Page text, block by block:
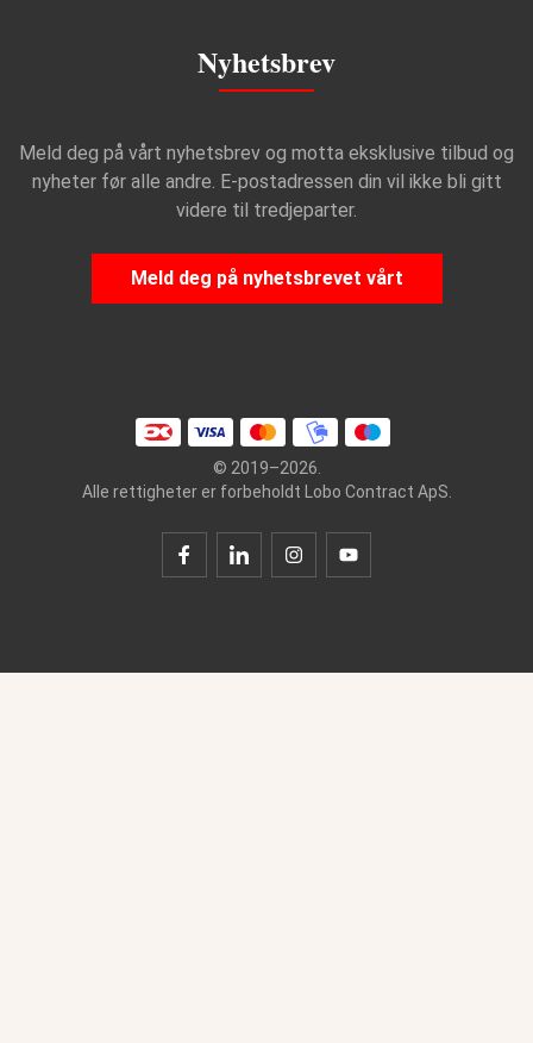
Nyhetsbrev
Meld deg på vårt nyhetsbrev og motta eksklusive tilbud og
nyheter før alle andre. E-postadressen din vil ikke bli gitt
videre til tredjeparter.
Meld deg på nyhetsbrevet vårt
© 2019–2026.
Alle rettigheter er forbeholdt Lobo Contract ApS.